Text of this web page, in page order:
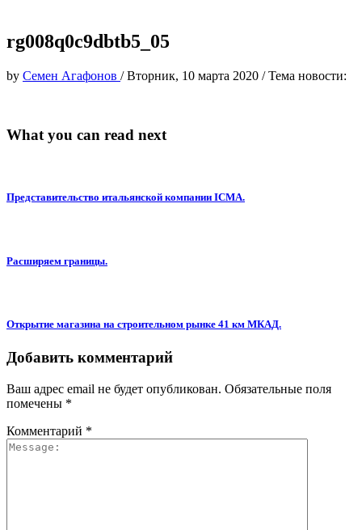
rg008q0c9dbtb5_05
by Семен Агафонов /Вторник, 10 марта 2020 /Тема новости:
What you can read next
Представительство итальянской компании ICMA.
Расширяем границы.
Открытие магазина на строительном рынке 41 км МКАД.
Добавить комментарий
Ваш адрес email не будет опубликован. Обязательные поля
помечены *
Комментарий *